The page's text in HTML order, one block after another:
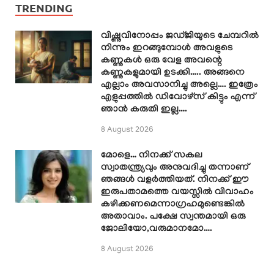
TRENDING
വിഷ്ണുവിനോപ്പം ജഡ്ജിയുടെ ചേമ്പറിൽ
നിന്നും ഇറങ്ങുമ്പോൾ അവളുടെ
കണ്ണുകൾ ഒരു വേള അവന്റെ
കണ്ണുകളുമായി ഉടക്കി….. അങ്ങനെ
എല്ലാം അവസാനിച്ചു അല്ലെ…. ഇത്രേം
എളുപ്പത്തിൽ ഡിവോഴ്സ് കിട്ടും എന്ന്
ഞാൻ കരുതി ഇല്ല….
8 August 2026
മോളെ… നിനക്ക് സകല
സ്വാതന്ത്ര്യവും അനുവദിച്ചു തന്നാണ്
ഞങ്ങൾ വളർത്തിയത്. നിനക്ക് ഈ
ഇരുപതാമത്തെ വയസ്സിൽ വിവാഹം
കഴിക്കണമെന്നാഗ്രഹമുണ്ടെങ്കിൽ
അതാവാം. പക്ഷേ സ്വന്തമായി ഒരു
ജോലിയോ,വരുമാനമോ….
8 August 2026